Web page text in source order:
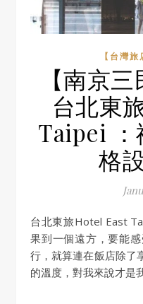
【台灣
【南京
台北東
Taipei ：
格
台北東旅Hotel East Taipei就是這樣的一個存在： 如
果到一個遠方，要能
行，就算連在飯店除了
的溫度，對我來說才是